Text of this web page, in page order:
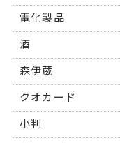
電化製品
酒
森伊蔵
クオカード
小判